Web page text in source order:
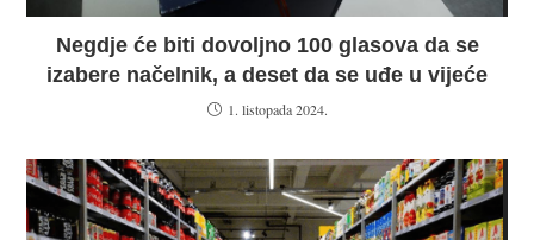
Negdje će biti dovoljno 100 glasova da se
izabere načelnik, a deset da se uđe u vijeće
1. listopada 2024.